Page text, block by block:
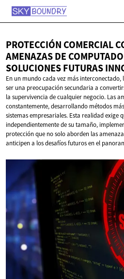
PROTECCIÓN COMERCIAL
AMENAZAS DE
SOLUCIONESFUTURAS
En un mundo cada vez más
ser una preocupación secundaria a
la supervivencia de cualquier negocio. Las
constantemente, desarrollando métodos
sistemas empresariales. Esta realidad exige
independientemente de su tamaño,
protección que no solo aborden las
anticipen a los desafíos futuros en el